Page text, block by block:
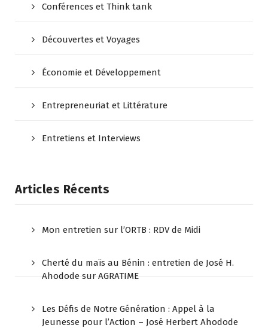
Conférences et Think tank
Découvertes et Voyages
Économie et Développement
Entrepreneuriat et Littérature
Entretiens et Interviews
Articles Récents
Mon entretien sur l’ORTB : RDV de Midi
Cherté du maïs au Bénin : entretien de José H.
Ahodode sur AGRATIME
Les Défis de Notre Génération : Appel à la
Jeunesse pour l’Action – José Herbert Ahodode